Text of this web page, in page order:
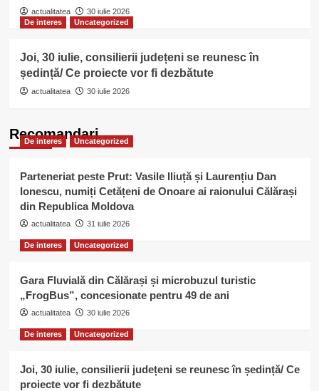
actualitatea
30 iulie 2026
De interes
Uncategorized
Joi, 30 iulie, consilierii județeni se reunesc în
ședință/ Ce proiecte vor fi dezbătute
actualitatea 30 iulie 2026
Recomandari
De interes Uncategorized
Parteneriat peste Prut: Vasile Iliuță și Laurențiu Dan
Ionescu, numiți Cetățeni de Onoare ai raionului Călărași
din Republica Moldova
actualitatea 31 iulie 2026
De interes Uncategorized
Gara Fluvială din Călărași și microbuzul turistic
„FrogBus”, concesionate pentru 49 de ani
actualitatea 30 iulie 2026
De interes Uncategorized
Joi, 30 iulie, consilierii județeni se reunesc în ședință/ Ce
proiecte vor fi dezbătute